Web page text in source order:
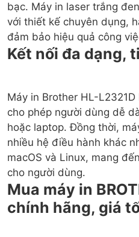
bạc. Máy in laser trắng
với thiết kế chuyên dụng,
Kết nối đa dạng,
Máy in Brother HL-
cho phép người dùng dễ
hoặc laptop. Đồng thời,
nhiều hệ điều hành khác
macOS và Linux, mang
Mua máy in
chính hãng, giá